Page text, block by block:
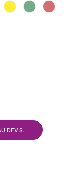
vert
JauneVert Rouge
DEVIS.